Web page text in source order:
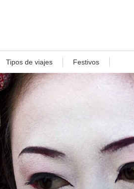
Tipos de viajes Festivos